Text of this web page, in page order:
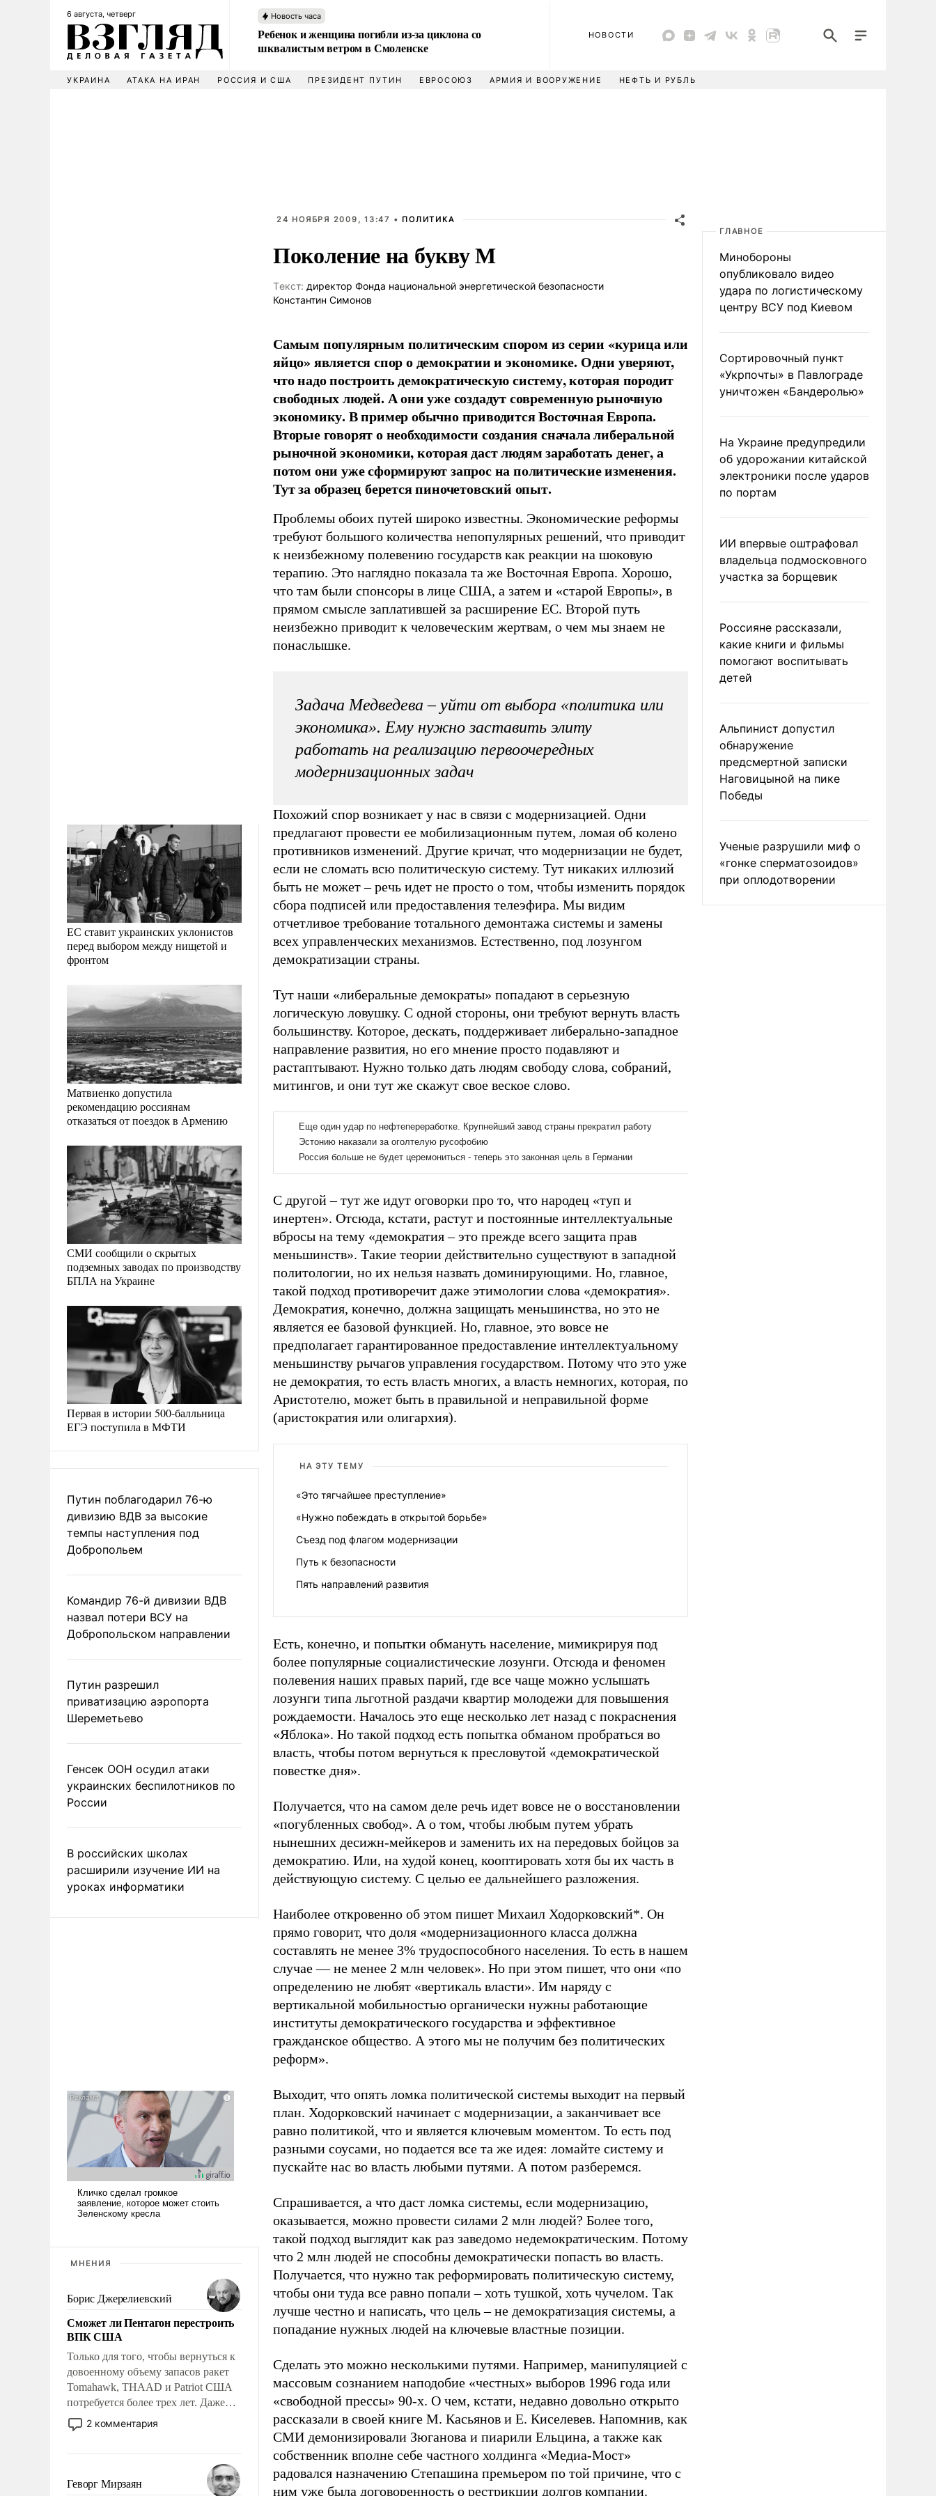
6 августа, четверг Новость часа
Ребенок и женщина погибли из-за циклона со
шквалистым ветром в Смоленске
НОВОСТИ
УКРАИНА АТАКА НА ИРАН РОССИЯ И США ПРЕЗИДЕНТ ПУТИН ЕВРОСОЮЗ АРМИЯ И ВООРУЖЕНИЕ НЕФТЬ И РУБЛЬ
ЕС ставит украинских уклонистов
перед выбором между нищетой и
фронтом
Матвиенко допустила
рекомендацию россиянам
отказаться от поездок в Армению
СМИ сообщили о скрытых
подземных заводах по производству
БПЛА на Украине
Первая в истории 500-балльница
ЕГЭ поступила в МФТИ
Путин поблагодарил 76-ю
дивизию ВДВ за высокие
темпы наступления под
Добропольем
Командир 76-й дивизии ВДВ
назвал потери ВСУ на
Добропольском направлении
Путин разрешил
приватизацию аэропорта
Шереметьево
Генсек ООН осудил атаки
украинских беспилотников по
России
В российских школах
расширили изучение ИИ на
уроках информатики
МНЕНИЯ
Борис Джерелиевский
Сможет ли Пентагон перестроить
ВПК США
Только для того, чтобы вернуться к
довоенному объему запасов ракет
Tomahawk, THAAD и Patriot США
потребуется более трех лет. Даже
небольшая война с Ираном
опустошила американские
уязвимости США, например, перед
2 комментария
Геворг Мирзаян
24 НОЯБРЯ 2009, 13:47 • ПОЛИТИКА
Поколение на букву М
Tекст: директор Фонда национальной энергетической безопасности
Константин Симонов
Самым популярным политическим спором из серии «курица или
яйцо» является спор о демократии и экономике. Одни уверяют,
что надо построить демократическую систему, которая породит
свободных людей. А они уже создадут современную рыночную
экономику. В пример обычно приводится Восточная Европа.
Вторые говорят о необходимости создания сначала либеральной
рыночной экономики, которая даст людям заработать денег, а
потом они уже сформируют запрос на политические изменения.
Тут за образец берется пиночетовский опыт.
Проблемы обоих путей широко известны. Экономические реформы
требуют большого количества непопулярных решений, что приводит
к неизбежному полевению государств как реакции на шоковую
терапию. Это наглядно показала та же Восточная Европа. Хорошо,
что там были спонсоры в лице США, а затем и «старой Европы», в
прямом смысле заплатившей за расширение ЕС. Второй путь
неизбежно приводит к человеческим жертвам, о чем мы знаем не
понаслышке.
Задача Медведева – уйти от выбора «политика или
экономика». Ему нужно заставить элиту
работать на реализацию первоочередных
модернизационных задач
Похожий спор возникает у нас в связи с модернизацией. Одни
предлагают провести ее мобилизационным путем, ломая об колено
противников изменений. Другие кричат, что модернизации не будет,
если не сломать всю политическую систему. Тут никаких иллюзий
быть не может – речь идет не просто о том, чтобы изменить порядок
сбора подписей или предоставления телеэфира. Мы видим
отчетливое требование тотального демонтажа системы и замены
всех управленческих механизмов. Естественно, под лозунгом
демократизации страны.
Тут наши «либеральные демократы» попадают в серьезную
логическую ловушку. С одной стороны, они требуют вернуть власть
большинству. Которое, дескать, поддерживает либерально-западное
направление развития, но его мнение просто подавляют и
растаптывают. Нужно только дать людям свободу слова, собраний,
митингов, и они тут же скажут свое веское слово.
С другой – тут же идут оговорки про то, что народец «туп и
инертен». Отсюда, кстати, растут и постоянные интеллектуальные
вбросы на тему «демократия – это прежде всего защита прав
меньшинств». Такие теории действительно существуют в западной
политологии, но их нельзя назвать доминирующими. Но, главное,
такой подход противоречит даже этимологии слова «демократия».
Демократия, конечно, должна защищать меньшинства, но это не
является ее базовой функцией. Но, главное, это вовсе не
предполагает гарантированное предоставление интеллектуальному
меньшинству рычагов управления государством. Потому что это уже
не демократия, то есть власть многих, а власть немногих, которая, по
Аристотелю, может быть в правильной и неправильной форме
(аристократия или олигархия).
НА ЭТУ ТЕМУ
«Это тягчайшее преступление»
«Нужно побеждать в открытой борьбе»
Съезд под флагом модернизации
Путь к безопасности
Пять направлений развития
Есть, конечно, и попытки обмануть население, мимикрируя под
более популярные социалистические лозунги. Отсюда и феномен
полевения наших правых парий, где все чаще можно услышать
лозунги типа льготной раздачи квартир молодежи для повышения
рождаемости. Началось это еще несколько лет назад с покраснения
«Яблока». Но такой подход есть попытка обманом пробраться во
власть, чтобы потом вернуться к пресловутой «демократической
повестке дня».
Получается, что на самом деле речь идет вовсе не о восстановлении
«погубленных свобод». А о том, чтобы любым путем убрать
нынешних десижн-мейкеров и заменить их на передовых бойцов за
демократию. Или, на худой конец, кооптировать хотя бы их часть в
действующую систему. С целью ее дальнейшего разложения.
Наиболее откровенно об этом пишет Михаил Ходорковский*. Он
прямо говорит, что доля «модернизационного класса должна
составлять не менее 3% трудоспособного населения. То есть в нашем
случае — не менее 2 млн человек». Но при этом пишет, что они «по
определению не любят «вертикаль власти». Им наряду с
вертикальной мобильностью органически нужны работающие
институты демократического государства и эффективное
гражданское общество. А этого мы не получим без политических
реформ».
Выходит, что опять ломка политической системы выходит на первый
план. Ходорковский начинает с модернизации, а заканчивает все
равно политикой, что и является ключевым моментом. То есть под
разными соусами, но подается все та же идея: ломайте систему и
пускайте нас во власть любыми путями. А потом разберемся.
Спрашивается, а что даст ломка системы, если модернизацию,
оказывается, можно провести силами 2 млн людей? Более того,
такой подход выглядит как раз заведомо недемократическим. Потому
что 2 млн людей не способны демократически попасть во власть.
Получается, что нужно так реформировать политическую систему,
чтобы они туда все равно попали – хоть тушкой, хоть чучелом. Так
лучше честно и написать, что цель – не демократизация системы, а
попадание нужных людей на ключевые властные позиции.
Сделать это можно несколькими путями. Например, манипуляцией с
массовым сознанием наподобие «честных» выборов 1996 года или
«свободной прессы» 90-х. О чем, кстати, недавно довольно открыто
рассказали в своей книге М. Касьянов и Е. Киселевев. Напомнив, как
СМИ демонизировали Зюганова и пиарили Ельцина, а также как
собственник вполне себе частного холдинга «Медиа-Мост»
радовался назначению Степашина премьером по той причине, что с
ним уже была договоренность о рестрикции долгов компании.
ГЛАВНОЕ
Минобороны
опубликовало видео
удара по логистическому
центру ВСУ под Киевом
Сортировочный пункт
«Укрпочты» в Павлограде
уничтожен «Бандеролью»
На Украине предупредили
об удорожании китайской
электроники после ударов
по портам
ИИ впервые оштрафовал
владельца подмосковного
участка за борщевик
Россияне рассказали,
какие книги и фильмы
помогают воспитывать
детей
Альпинист допустил
обнаружение
предсмертной записки
Наговицыной на пике
Победы
Ученые разрушили миф о
«гонке сперматозоидов»
при оплодотворении